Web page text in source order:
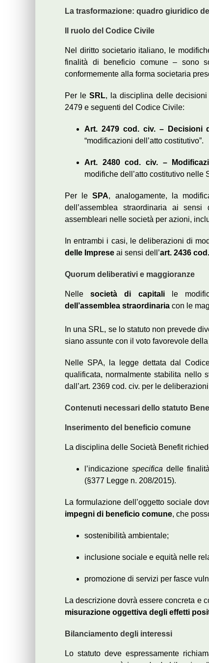
La trasformazione: quadro giuridico
Il ruolo del Codice Civile
Nel diritto societario italiano, le
finalità di beneficio comune – sono
conformemente alla forma societaria
Per le SRL, la disciplina delle
2479 e seguenti del Codice Civile:
Art. 2479 cod. civ. – Decisioni
“modificazioni dell’atto costitutivo”.
Art. 2480 cod. civ. –
modifiche dell’atto costitutivo nelle
Per leSPA, analogamente, la
dell’assemblea straordinaria ai sensi
assembleari nelle società per azioni,
In entrambi i casi, le deliberazioni di
delle Imprese ai sensi dell’art. 2436
Quorum deliberativi e maggioranze
Nellesocietà di capitalile
dell’assemblea straordinaria con le
In una SRL, se lo statuto non prevede
siano assunte con il voto favorevole
Nelle SPA, la legge dettata dal
qualificata, normalmente stabilita nello
dall’art. 2369 cod. civ. per le
Contenuti necessari dello statuto
Inserimento del beneficio comune
La disciplina delle Società Benefit
l’indicazionespecifica delle
(§377 Legge n. 208/2015).
La formulazione dell’oggetto sociale
impegni di beneficio comune, che
sostenibilità ambientale;
inclusione sociale e equità nelle
promozione di servizi per fasce
La descrizione dovrà essere concreta e
misurazione oggettiva degli effetti
Bilanciamento degli interessi
Lo statuto deve espressamente